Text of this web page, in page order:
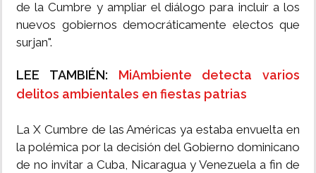
de la Cumbre y ampliar el diálogo para incluir a los
nuevos gobiernos democráticamente electos que
surjan".
LEE TAMBIÉN: MiAmbiente detecta varios
delitos ambientales en fiestas patrias
La X Cumbre de las Américas ya estaba envuelta en
la polémica por la decisión del Gobierno dominicano
de no invitar a Cuba, Nicaragua y Venezuela a fin de